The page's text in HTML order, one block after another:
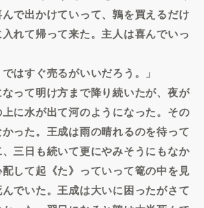
で出かけていって、鶉を買えるだけ
れて帰って来た。主人は喜んでいっ
はすぐ売るがいいだろう。」
って明け方まで降り続いたが、夜が
に水が出て河のようになった。その
った。王成は雨の晴れるのを待って
三日も続いて更にやみそうにもなか
して起《た》っていって篭の中を見
でいた。王成は大いに困ったがさて